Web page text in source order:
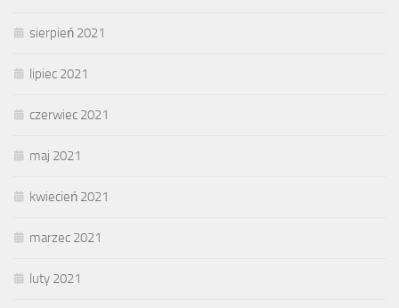
sierpień 2021
lipiec 2021
czerwiec 2021
maj 2021
kwiecień 2021
marzec 2021
luty 2021